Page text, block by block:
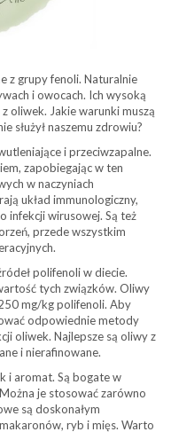
z grupy fenoli. Naturalnie
i owocach. Ich wysoką
oliwek. Jakie warunki muszą
służył naszemu zdrowiu?
i przeciwzapalne.
zapobiegając w ten
w naczyniach
układ immunologiczny,
infekcji wirusowej. Są też
przede wszystkim
polifenoli w diecie.
tych związków. Oliwy
mg/kg polifenoli. Aby
odpowiednie metody
oliwek. Najlepsze są oliwy z
i nierafinowane.
i aromat. Są bogate w
je stosować zarówno
są doskonałym
ryb i mięs. Warto